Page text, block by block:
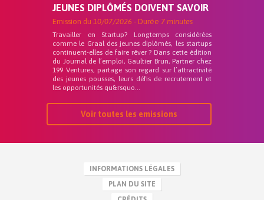
JEUNES DIPLÔMÉS DOIVENT SAVOIR
Emission du 10/07/2026 - Durée 7 minutes
Travailler en Startup? Longtemps considérées
comme le Graal des jeunes diplômés, les startups
continuent-elles de faire rêver ? Dans cette édition
du Journal de l’emploi, Gaultier Brun, Partner chez
199 Ventures, partage son regard sur l’attractivité
des jeunes pousses, leurs défis de recrutement et
les opportunités qu&rsquo...
Voir toutes les emissions
INFORMATIONS LÉGALES
PLAN DU SITE